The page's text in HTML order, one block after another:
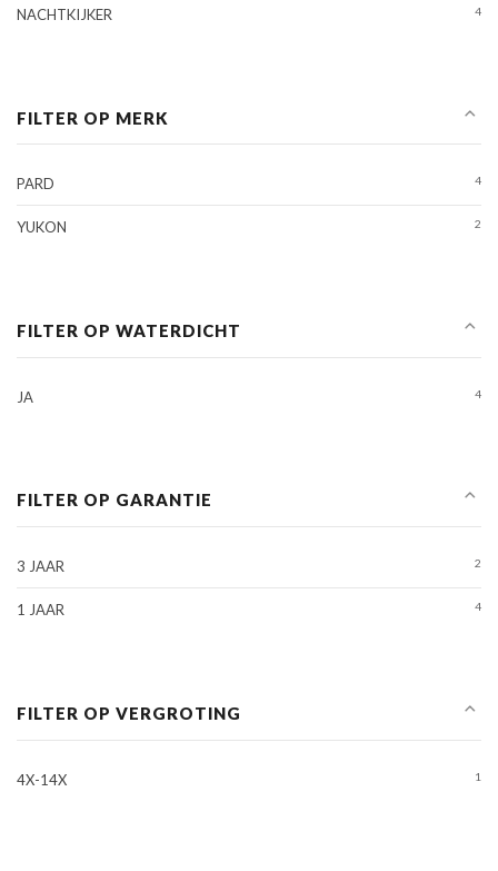
NACHTKIJKER 4
FILTER OP MERK
PARD 4
YUKON 2
FILTER OP WATERDICHT
JA 4
FILTER OP GARANTIE
3 JAAR 2
1 JAAR 4
FILTER OP VERGROTING
4X-14X 1